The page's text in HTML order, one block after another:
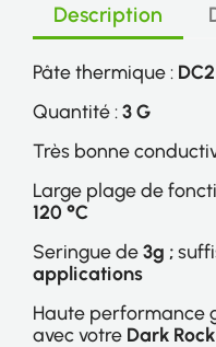
Description
Pâte thermique : DC2
Quantité :3 G
Très bonne
Large plage de
120 °C
Seringue de3g ;
applications
Haute performance
avec votre Dark Rock